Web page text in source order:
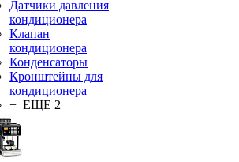
Датчики давления
кондиционера
Клапан
кондиционера
Конденсаторы
Кронштейны для
кондиционера
+ ЕЩЕ 2